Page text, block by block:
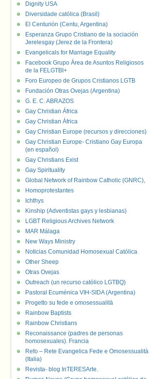
Dignity USA
Diversidade católica (Brasil)
El Centurión (Centu, Argentina)
Esperanza Grupo Cristiano de la sociación
Jerelesgay (Jerez de la Frontera)
Evangelicals for Marriage Equality
Facebook Grupo Área de Asuntos Religiosos
de la FELGTBI+
Foro Europeo de Grupos Cristianos LGTB
Fundación Otras Ovejas (Argentina)
G. E. C. ABRAZOS
Gay Christian África
Gay Christian África
Gay Christian Europe (recursos y direcciones)
Gay Christian Europe- Cristiano Gay Europa
(en español)
Gay Christians Exist
Gay Spirituality
Global Network of Rainbow Catholic (GNRC),
Homoprotestantes
Ichthys
Kinship (Adventistas gays y lesbianas)
LGBT Religious Archives Network
MAR Málaga
New Ways Ministry
Noticias Comunidad Homosexual Católica
Other Sheep
Otras Ovejas
Outreach (un recurso católico LGTBQ)
Pastoral Ecuménica VIH-SIDA (Argentina)
Progetto su fede e omosessualità
Rainbow Baptists
Rainbow Christians
Reconaissance (padres de personas
homosexuales). Francia
Refo – Rete Evangelica Fede e Omosessualità
(Italia)
Revista- blog InTERESArte.